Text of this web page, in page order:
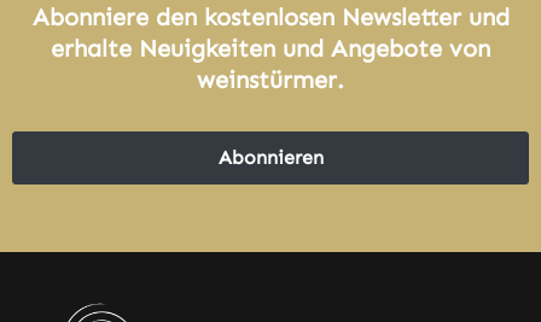
Abonniere den kostenlosen Newsletter und
erhalte Neuigkeiten und Angebote von
weinstürmer.
Abonnieren